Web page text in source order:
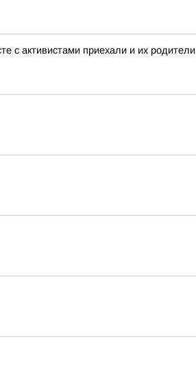
с активистами приехали и их родители